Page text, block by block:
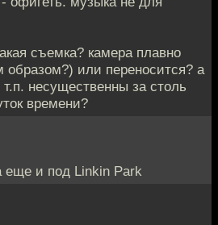
съемка? камера плавно
образом?) или переносится? а
несущественны за столь
времени?
еще и под Linkin Park